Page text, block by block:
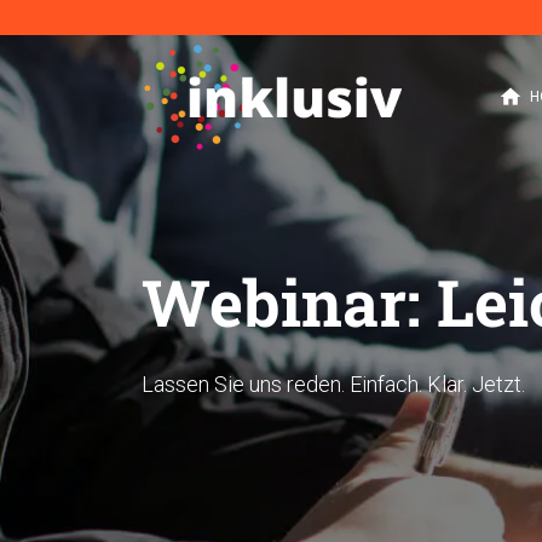
home
Webinar:
Lassen Sie uns reden. Einfach. Klar. Jetzt.